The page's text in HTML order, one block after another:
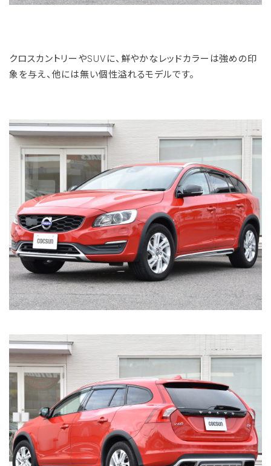
クロスカントリーやSUVに、鮮やかなレッドカラーは強めの印
象を与え、他には無い個性溢れるモデルです。